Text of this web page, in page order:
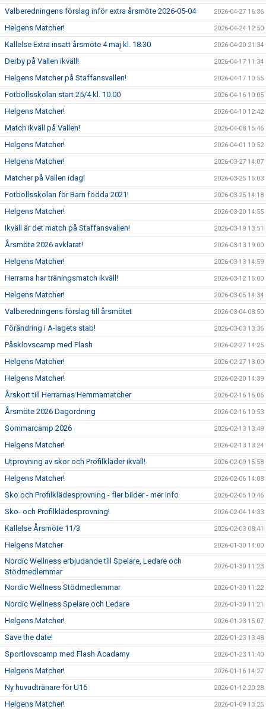
Valberedningens förslag inför extra årsmöte 2026-05-04 2026-04-27 16:36
Helgens Matcher! 2026-04-24 12:50
Kallelse Extra insatt årsmöte 4 maj kl. 18.30 2026-04-20 21:34
Derby på Vallen ikväll! 2026-04-17 11:34
Helgens Matcher på Staffansvallen! 2026-04-17 10:55
Fotbollsskolan start 25/4 kl. 10.00 2026-04-16 10:05
Helgens Matcher! 2026-04-10 12:42
Match ikväll på Vallen! 2026-04-08 15:46
Helgens Matcher! 2026-04-01 10:52
Helgens Matcher! 2026-03-27 14:07
Matcher på Vallen idag! 2026-03-25 15:03
Fotbollsskolan för Barn födda 2021! 2026-03-25 14:18
Helgens Matcher! 2026-03-20 14:55
Ikväll är det match på Staffansvallen! 2026-03-19 13:51
Årsmöte 2026 avklarat! 2026-03-13 19:00
Helgens Matcher! 2026-03-13 14:59
Herrarna har träningsmatch ikväll! 2026-03-12 15:00
Helgens Matcher! 2026-03-05 14:34
Valberedningens förslag till årsmötet 2026-03-04 08:50
Förändring i A-lagets stab! 2026-03-03 13:36
Påsklovscamp med Flash 2026-02-27 14:25
Helgens Matcher! 2026-02-27 13:00
Helgens Matcher! 2026-02-20 14:39
Årskort till Herrarnas Hemmamatcher 2026-02-16 16:06
Årsmöte 2026 Dagordning 2026-02-16 10:53
Sommarcamp 2026 2026-02-13 13:49
Helgens Matcher! 2026-02-13 13:24
Utprovning av skor och Profilkläder ikväll! 2026-02-09 15:58
Helgens Matcher! 2026-02-06 14:08
Sko och Profilklädesprovning - fler bilder - mer info 2026-02-05 10:46
Sko- och Profilklädesprovning! 2026-02-04 14:33
Kallelse Årsmöte 11/3 2026-02-03 08:41
Helgens Matcher 2026-01-30 14:00
Nordic Wellness erbjudande till Spelare, Ledare och
Stödmedlemmar
2026-01-30 11:23
Nordic Wellness Stödmedlemmar 2026-01-30 11:22
Nordic Wellness Spelare och Ledare 2026-01-30 11:21
Helgens Matcher! 2026-01-23 15:07
Save the date! 2026-01-23 13:48
Sportlovscamp med Flash Acadamy 2026-01-23 11:40
Helgens Matcher! 2026-01-16 14:27
Ny huvudtränare för U16 2026-01-12 20:28
Helgens Matcher! 2026-01-09 13:25